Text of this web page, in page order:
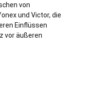
von
und Victor, die
Einflüssen
vor äußeren